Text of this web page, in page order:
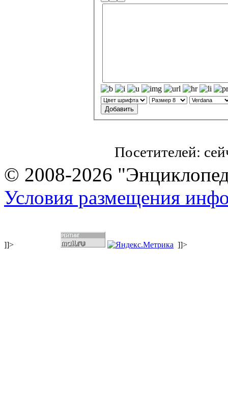
Посетителей:
© 2008-2026
Условия размещения
]]> ]]>